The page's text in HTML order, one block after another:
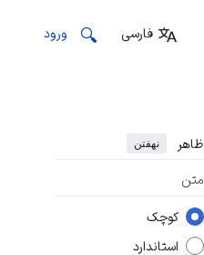
فارسی ورود
ظاهر نهفتن
متن
کوچک
استاندارد